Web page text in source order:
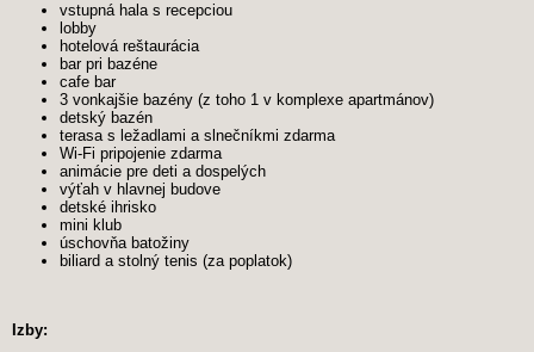
vstupná hala s recepciou
lobby
hotelová reštaurácia
bar pri bazéne
cafe bar
3 vonkajšie bazény (z toho 1 v komplexe apartmánov)
detský bazén
terasa s ležadlami a slnečníkmi zdarma
Wi-Fi pripojenie zdarma
animácie pre deti a dospelých
výťah v hlavnej budove
detské ihrisko
mini klub
úschovňa batožiny
biliard a stolný tenis (za poplatok)
Izby: